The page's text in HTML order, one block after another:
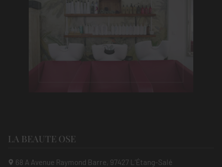
LA BEAUTE OSE
68 A Avenue Raymond Barre, 97427 L’Étang-Salé